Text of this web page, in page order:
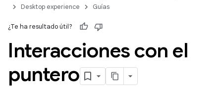
Desktop experience
Guías
¿Te ha resultado útil?
Interacciones con el
puntero